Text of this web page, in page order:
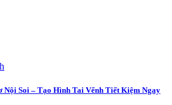
Nội Soi – Tạo Hình Tai Vểnh Tiết Kiệm Ngay